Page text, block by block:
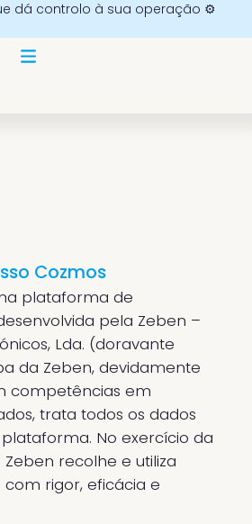
dá controlo à sua operação ⚙️
Cozmos
plataforma de
pela Zeben –
Lda. (doravante
da Zeben, devidamente
competências em
trata todos os dados
No exercício da
Zeben recolhe e utiliza
com rigor, eficácia e